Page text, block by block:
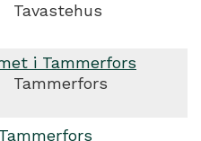
Tavastehus
i Tammerfors
Tammerfors